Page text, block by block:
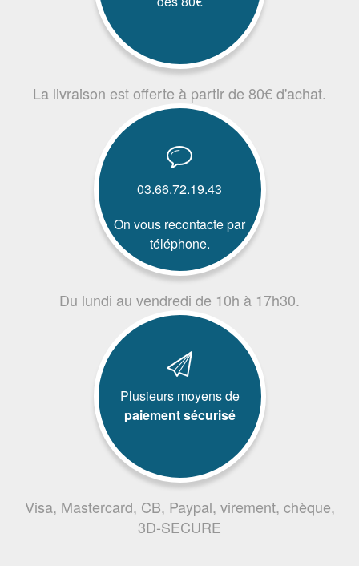
La livraison est offerte à partir de 80€ d'achat.
03.66.72.19.43
On vous recontacte par
téléphone.
Du lundi au vendredi de 10h à 17h30.
Plusieurs moyens de
paiement sécurisé
Visa, Mastercard, CB, Paypal, virement, chèque,
3D-SECURE